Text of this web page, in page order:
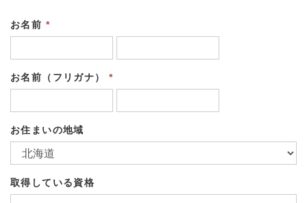
お名前 *
お名前（フリガナ） *
お住まいの地域
取得している資格